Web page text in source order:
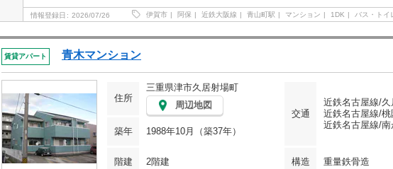
情報登録日 2026/07/26 伊賀市 阿保 近鉄大阪線 青山町駅 マンション 1DK バス・トイ
賃貸アパート 青木マンション
住所
三重県津市久居射場町
周辺地図
交通
近鉄名古屋線/
近鉄名古屋線/
近鉄名古屋線/
築年 1988年10月（築37年）
階建 2階建 構造 重量鉄骨造